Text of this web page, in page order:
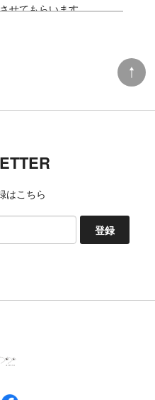
せてもらいます。
うございました 新たな
!
後ともよろしくお
はこちら
登録